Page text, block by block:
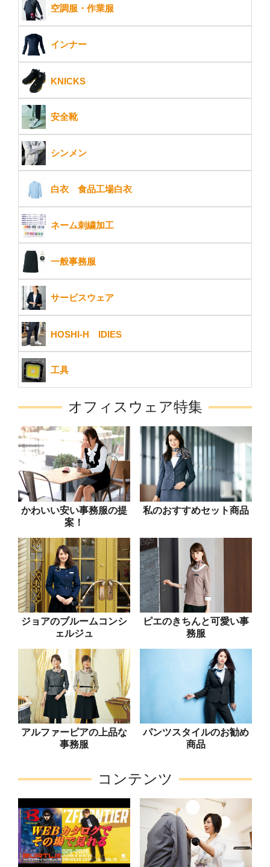
空調服・作業服
インナー
KNICKS
安全靴
シンメン
白衣 食品工場白衣
ネーム刺繍加工
一般事務服
サービスウェア
HOSHI-H IDIES
工具
オフィスウェア特集
かわいい安い事務服の提
案！
私のおすすめセット商品
ジョアのブルームコンシ
ェルジュ
ピエのきちんと可愛い事
務服
アルファーピアの上品な
事務服
パンツスタイルのお勧め
商品
コンテンツ